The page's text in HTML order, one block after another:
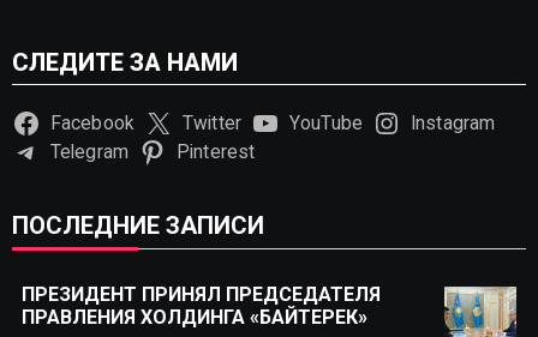
СЛЕДИТЕ ЗА НАМИ
Facebook Twitter YouTube
Instagram
Telegram
Pinterest
ПОСЛЕДНИЕ ЗАПИСИ
ПРЕЗИДЕНТ ПРИНЯЛ ПРЕДСЕДАТЕЛЯ
ПРАВЛЕНИЯ ХОЛДИНГА «БАЙТЕРЕК»